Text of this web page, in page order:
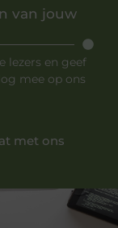
van jouw
lezers en geef
mee op ons
met ons